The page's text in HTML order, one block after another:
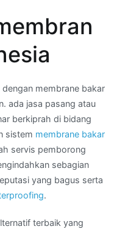
dengan membrane bakar
ada jasa pasang atau
berkiprah di bidang
sistem membrane bakar
servis pemborong
sebagian
yang bagus serta
.
terbaik yang